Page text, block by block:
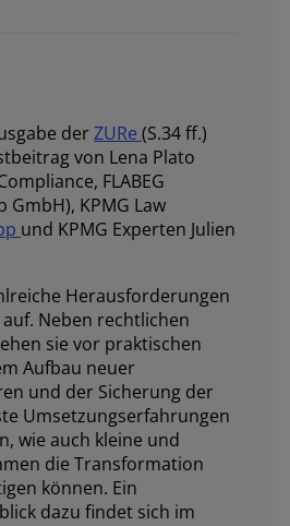
derZURe (S.34 ff.)
von Lena Plato
FLABEG
KPMG Law
und KPMG Experten Julien
Herausforderungen
Neben rechtlichen
sie vor praktischen
Aufbau neuer
und der Sicherung der
Umsetzungserfahrungen
wie auch kleine und
die Transformation
können. Ein
dazu findet sich im